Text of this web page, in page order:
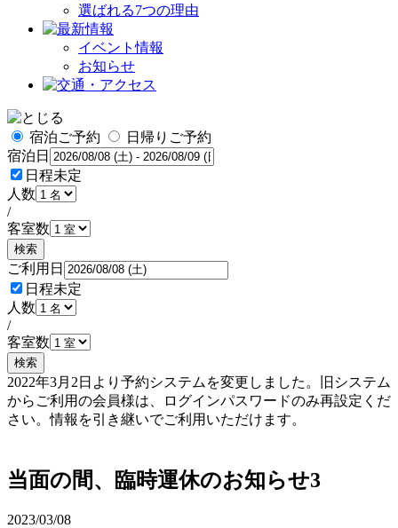
選ばれる7つの理由
イベント情報
お知らせ
宿泊ご予約
日帰りご予約
宿泊日
日程未定
人数
/
客室数
検索
ご利用日
日程未定
人数
/
客室数
検索
2022年3月2日より予約システムを変更しました。旧システム
からご利用の会員様は、ログインパスワードのみ再設定くだ
さい。情報を引き継いでご利用いただけます。
当面の間、臨時運休のお知らせ3
2023/03/08